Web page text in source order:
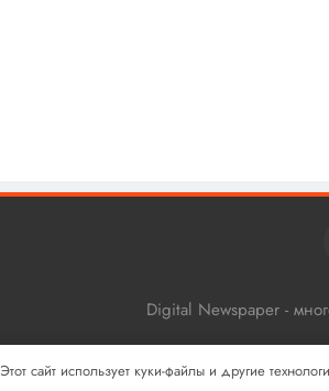
Digital Newspaper -
Этот сайт использует куки-файлы и другие